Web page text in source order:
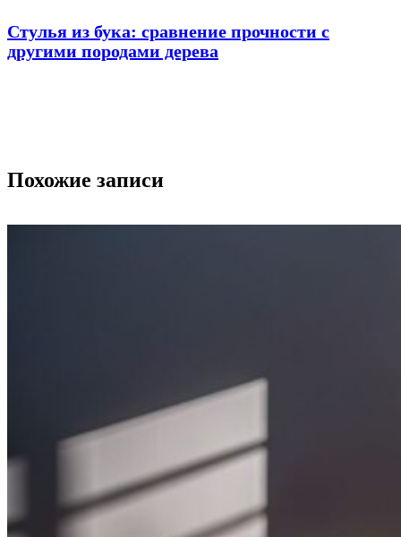
Стулья из бука: сравнение прочности с
другими породами дерева
Похожие записи